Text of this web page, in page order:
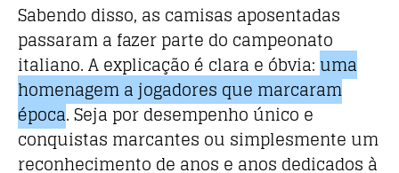
Sabendo disso, as camisas aposentadas
passaram a fazer parte do campeonato
italiano. A explicação é clara e óbvia: uma
homenagem a jogadores que marcaram
época. Seja por desempenho único e
conquistas marcantes ou simplesmente um
reconhecimento de anos e anos dedicados à